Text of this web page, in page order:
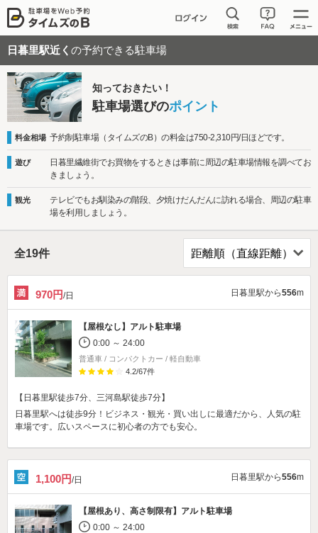
日暮里駅近く の予約できる駐車場
知っておきたい！
駐車場選びのポイント
料金相場 予約制駐車場（タイムズのB）の料金は750-2,310円/日ほどです。
遊び
日暮里繊維街でお買物をするときは事前に周辺の駐車場情報を調べてお
きましょう。
観光
テレビでもお馴染みの階段、夕焼けだんだんに訪れる場合、周辺の駐車
場を利用しましょう。
全19件
970円/日 日暮里駅から556m
【屋根なし】 アルト駐車場
0:00 ～ 24:00
普通車 / コンパクトカー / 軽自動車
4.2/67件
【日暮里駅徒歩7分、三河島駅徒歩7分】
日暮里駅へは徒歩9分！ビジネス・観光・買い出しに最適だから、人気の駐
車場です。広いスペースに初心者の方でも安心。
1,100円/日 日暮里駅から556m
【屋根あり、高さ制限有】 アルト駐車場
0:00 ～ 24:00